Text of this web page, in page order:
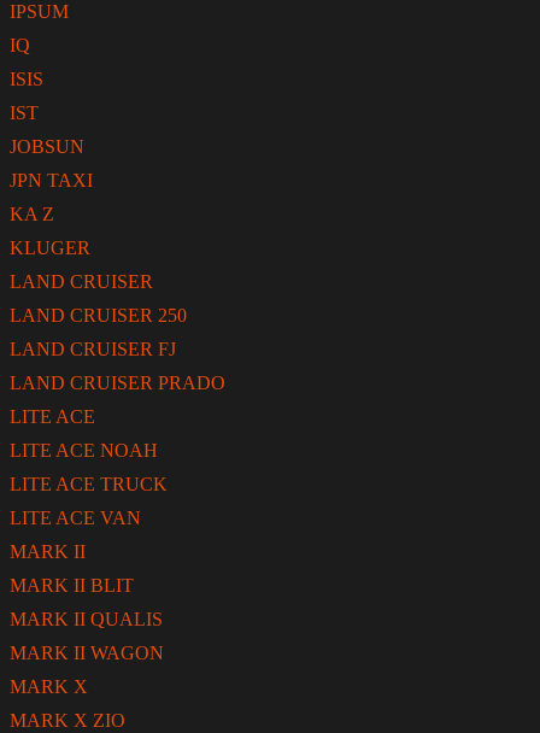
IPSUM
IQ
ISIS
IST
JOBSUN
JPN TAXI
KA Z
KLUGER
LAND CRUISER
LAND CRUISER 250
LAND CRUISER FJ
LAND CRUISER PRADO
LITE ACE
LITE ACE NOAH
LITE ACE TRUCK
LITE ACE VAN
MARK II
MARK II BLIT
MARK II QUALIS
MARK II WAGON
MARK X
MARK X ZIO